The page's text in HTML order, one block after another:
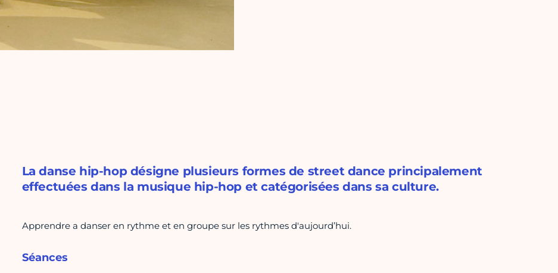
La danse hip-hop désigne plusieurs formes de street dance principalement
effectuées dans la musique hip-hop et catégorisées dans sa culture.
Apprendre a danser en rythme et en groupe sur les rythmes d'aujourd’hui.
Séances